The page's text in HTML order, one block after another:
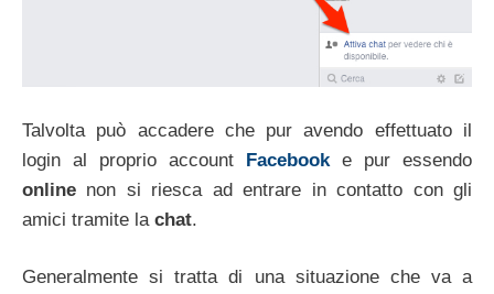
Talvolta può accadere che pur avendo effettuato il
login al proprio account Facebooke pur essendo
online non si riesca ad entrare in contatto con gli
amici tramite la chat.
Generalmente si tratta di una situazione che va a